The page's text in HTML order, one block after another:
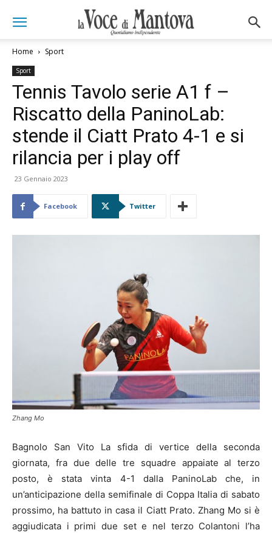
Home Sport
Sport
Tennis Tavolo serie A1 f –
Riscatto della PaninoLab:
stende il Ciatt Prato 4-1 e si
rilancia per i play off
23 Gennaio 2023
Facebook Twitter
Zhang Mo
Bagnolo San Vito La sfida di vertice della seconda
giornata, fra due delle tre squadre appaiate al terzo
posto, è stata vinta 4-1 dalla PaninoLab che, in
un’anticipazione della semifinale di Coppa Italia di sabato
prossimo, ha battuto in casa il Ciatt Prato. Zhang Mo si è
aggiudicata i primi due set e nel terzo Colantoni l’ha